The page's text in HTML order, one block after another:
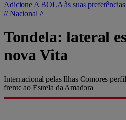
Adicione A BOLA às suas
// Nacional //
Tondela: lateral
nova Vita
Internacional pelas Ilhas Comores
frente ao Estrela da Amadora